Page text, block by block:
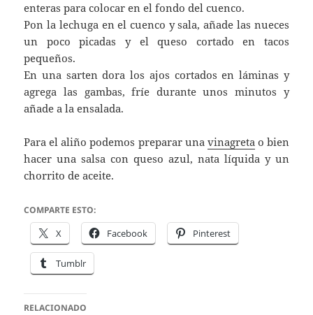
enteras para colocar en el fondo del cuenco.
Pon la lechuga en el cuenco y sala, añade las nueces
un poco picadas y el queso cortado en tacos
pequeños.
En una sarten dora los ajos cortados en láminas y
agrega las gambas, fríe durante unos minutos y
añade a la ensalada.
Para el aliño podemos preparar una vinagretao bien
hacer una salsa con queso azul, nata líquida y un
chorrito de aceite.
COMPARTE ESTO:
X Facebook Pinterest
Tumblr
RELACIONADO